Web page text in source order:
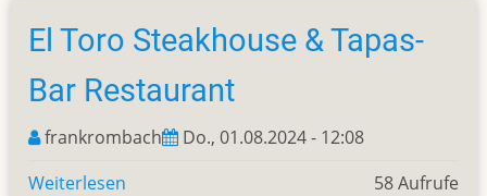
El Toro Steakhouse & Tapas-
Bar Restaurant
frankrombach
Do., 01.08.2024 - 12:08
Weiterlesen
58 Aufrufe